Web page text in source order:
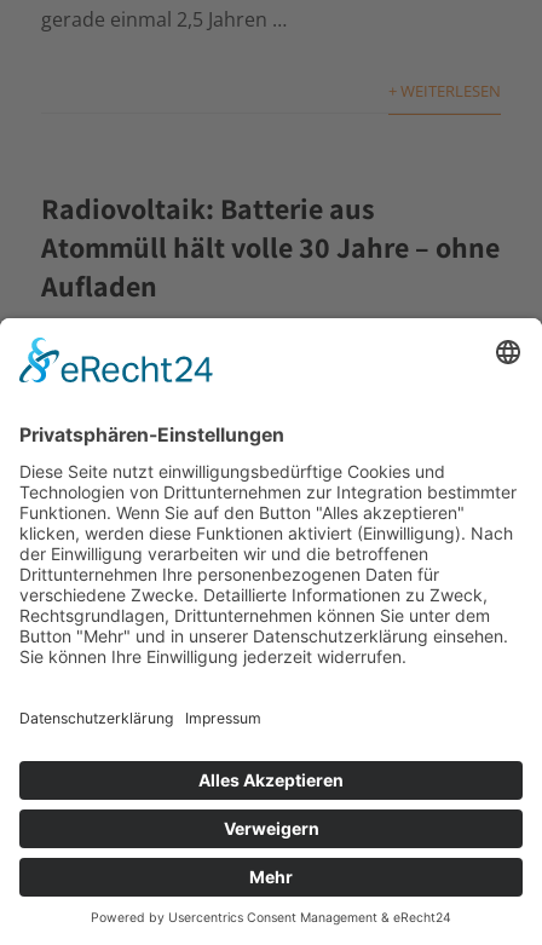
gerade einmal 2,5 Jahren …
+ WEITERLESEN
Radiovoltaik: Batterie aus
Atommüll hält volle 30 Jahre – ohne
Aufladen
Wohin mit dem vielen Atommüll? Allein in den
100.000 Tonnen radioaktiver Abfall an über 50
verschiedenen Orten. In großen Mengen fällt bei
der Kernspaltung unter anderem das Isotop
Strontium-90 an, ein wirksamer Brennstoff, der
förmlich auf seine Ausbeutung wartet. Unter
Federführung der Morgan State University in
Baltimore haben …
1 2 3 4 5 6 7 8
9 10 11 12 13 14 15